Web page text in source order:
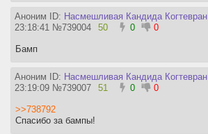
Аноним ID: Насмешливая Кандида Когтевран
23:18:41 №739004 50 0 0
Бамп
Аноним ID: Насмешливая Кандида Когтевран
23:19:09 №739007 51 0 0
>>738792
Спасибо за бампы!